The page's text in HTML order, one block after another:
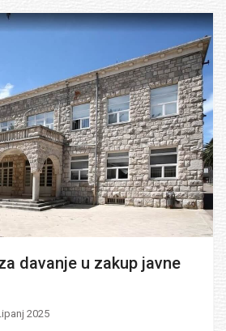
davanje u zakup javne
2025